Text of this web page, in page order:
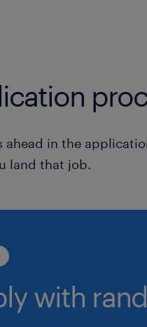
ahead in the
land that job.
with